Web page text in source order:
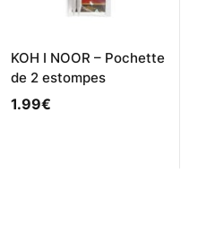
KOH I NOOR – Pochette
de 2 estompes
1.99€